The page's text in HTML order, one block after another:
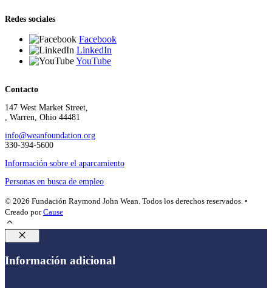
Redes sociales
Facebook
LinkedIn
YouTube
Contacto
147 West Market Street,
, Warren, Ohio 44481
info@weanfoundation.org
330-394-5600
Información sobre el aparcamiento
Personas en busca de empleo
© 2026 Fundación Raymond John Wean. Todos los derechos reservados. •
Creado porCause
Cerrar
Información adicional